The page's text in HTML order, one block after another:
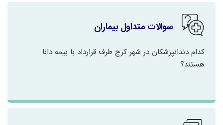
سوالات متداول بیماران
کدام دندانپزشکان در شهر کرج طرف قرارداد با بیمه دانا
هستند؟